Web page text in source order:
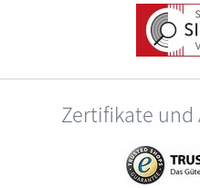
Zertifikate und